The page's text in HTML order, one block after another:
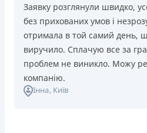
Заявку розглянули швидко,
без прихованих умов і
отримала в той самий день,
виручило. Сплачую все за
проблем не виникло. Можу
компанію.
Інна, Київ